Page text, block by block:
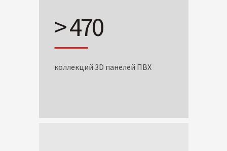
> 470
коллекций 3D панелей ПВХ